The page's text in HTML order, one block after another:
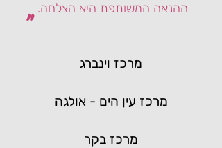
"
ההנאה המשותפת היא הצלחה.
מרכז וינברג
מרכז עין הים - אולגה
מרכז בקר